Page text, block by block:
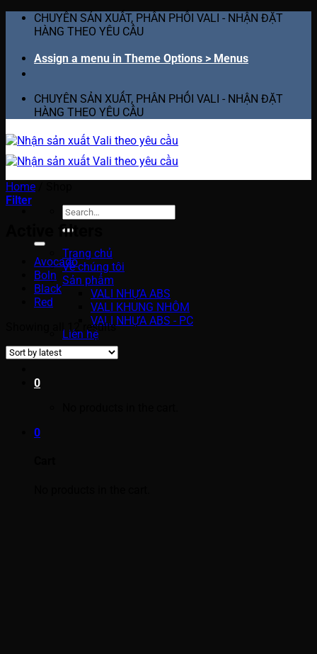
Skip
CHUYÊN SẢN XUẤT, PHÂN PHỐI VALI - NHẬN ĐẶT
HÀNG THEO YÊU CẦU
Assign a menu in Theme Options > Menus
CHUYÊN SẢN XUẤT, PHÂN PHỐI VALI - NHẬN ĐẶT
HÀNG THEO YÊU CẦU
Search
for:
Trang chủ
Về chúng tôi
Sản phẩm
VALI NHỰA ABS
VALI KHUNG NHÔM
VALI NHỰA ABS - PC
Liên hệ
0
0
Home
Filter
Active filters
Avocado
Boln
Black
Red
Showing all 12 results